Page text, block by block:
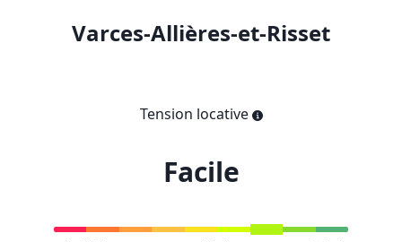
Varces-Allières-et-Risset
Tension locative
Facile